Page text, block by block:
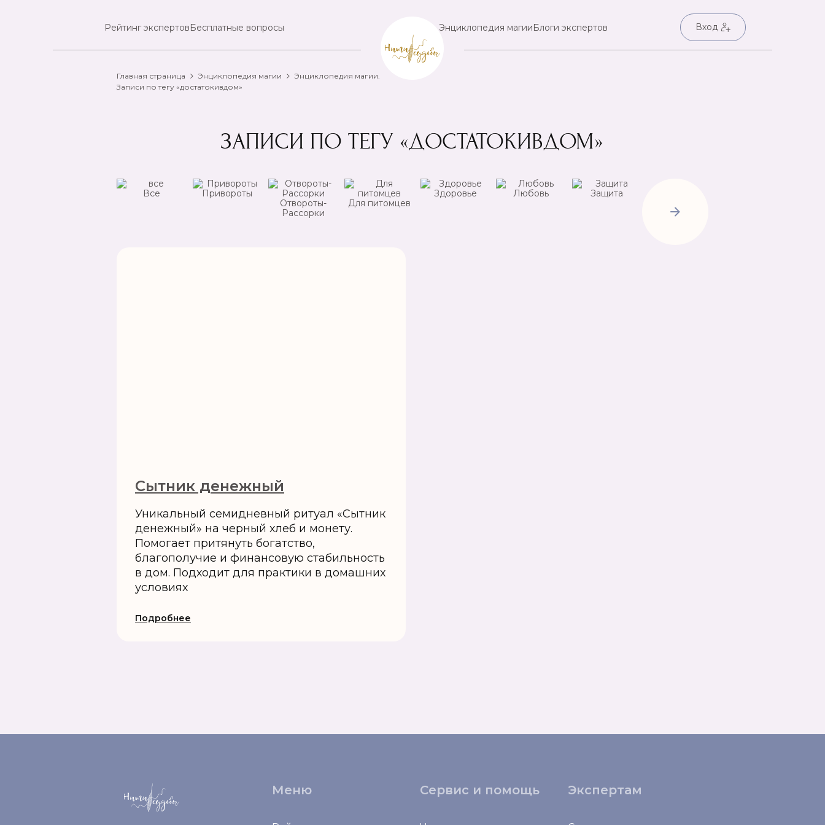
Рейтинг экспертовБесплатные вопросы Энциклопедия магииБлоги экспертов Вход
Главная страница Энциклопедия магии
Энциклопедия магии.
Записи по тегу «достатокивдом»
ЗАПИСИ ПО ТЕГУ «ДОСТАТОКИВДОМ»
Все
Привороты
Отвороты-
Рассорки
Для питомцев
Здоровье Любовь Защита
‍Сытник денежный
Уникальный семидневный ритуал «Сытник
денежный» на черный хлеб и монету.
Помогает притянуть богатство,
благополучие и финансовую стабильность
в дом. Подходит для практики в домашних
условиях
Подробнее
Меню Сервис и помощь Экспертам